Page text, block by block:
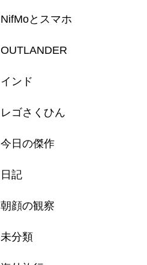
NifMoとスマホ
OUTLANDER
インド
レゴさくひん
今日の傑作
日記
朝顔の観察
未分類